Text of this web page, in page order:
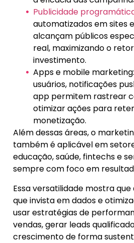
Publicidade
automatizados em sites
alcançam públicos
real, maximizando o
investimento.
Apps e mobile
usuários, notificações
app permitem rastrear
otimizar ações para
monetização.
Além dessas áreas, o
também é aplicável em
educação, saúde, fintechs e
sempre com foco em
Essa versatilidade mostra
que invista em dados e
usar estratégias de
vendas, gerar leads
crescimento de forma